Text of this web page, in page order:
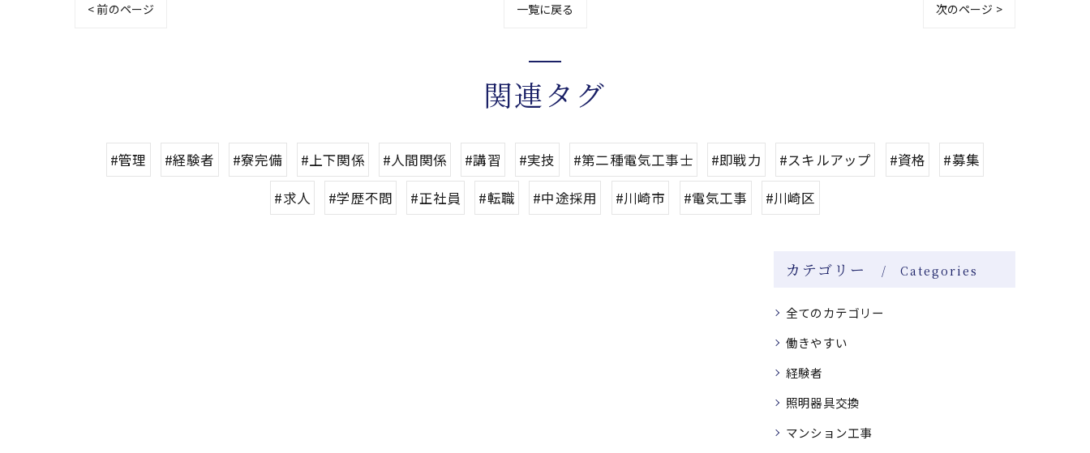
< 前のページ 一覧に戻る 次のページ >
関連タグ
#管理 #経験者 #寮完備 #上下関係 #人間関係 #講習 #実技 #第二種電気工事士 #即戦力 #スキルアップ #資格
#募集
#求人
#学歴不問 #正社員 #転職 #中途採用 #川崎市 #電気工事 #川崎区
カテゴリー Categories
全てのカテゴリー
働きやすい
経験者
照明器具交換
マンション工事